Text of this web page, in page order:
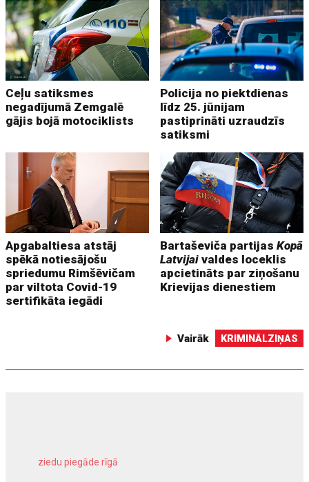
Ceļu satiksmes
negadījumā Zemgalē
gājis bojā motociklists
Policija no piektdienas
līdz 25. jūnijam
pastiprināti uzraudzīs
satiksmi
Apgabaltiesa atstāj
spēkā notiesājošu
spriedumu Rimšēvičam
par viltota Covid-19
sertifikāta iegādi
Bartaševiča partijasKopā
Latvijai valdes loceklis
apcietināts par ziņošanu
Krievijas dienestiem
Vairāk KRIMINĀLZIŅAS
ziedu piegāde rīgā